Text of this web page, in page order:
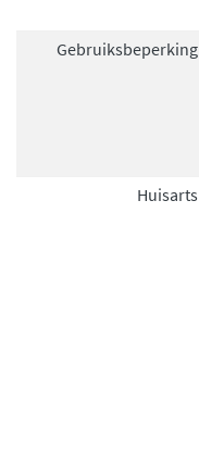
Gebruiksbeperking
Huisarts